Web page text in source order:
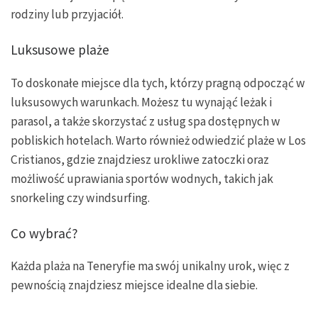
rodziny lub przyjaciół.
Luksusowe plaże
To doskonałe miejsce dla tych, którzy pragną odpocząć w
luksusowych warunkach. Możesz tu wynająć leżak i
parasol, a także skorzystać z usług spa dostępnych w
pobliskich hotelach. Warto również odwiedzić plaże w Los
Cristianos, gdzie znajdziesz urokliwe zatoczki oraz
możliwość uprawiania sportów wodnych, takich jak
snorkeling czy windsurfing.
Co wybrać?
Każda plaża na Teneryfie ma swój unikalny urok, więc z
pewnością znajdziesz miejsce idealne dla siebie.